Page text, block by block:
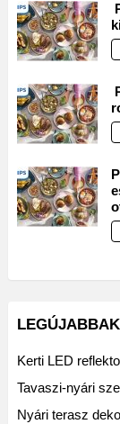
LEGÚJABBAK
Kerti LED
Tavaszi-nyári
Nyári terasz